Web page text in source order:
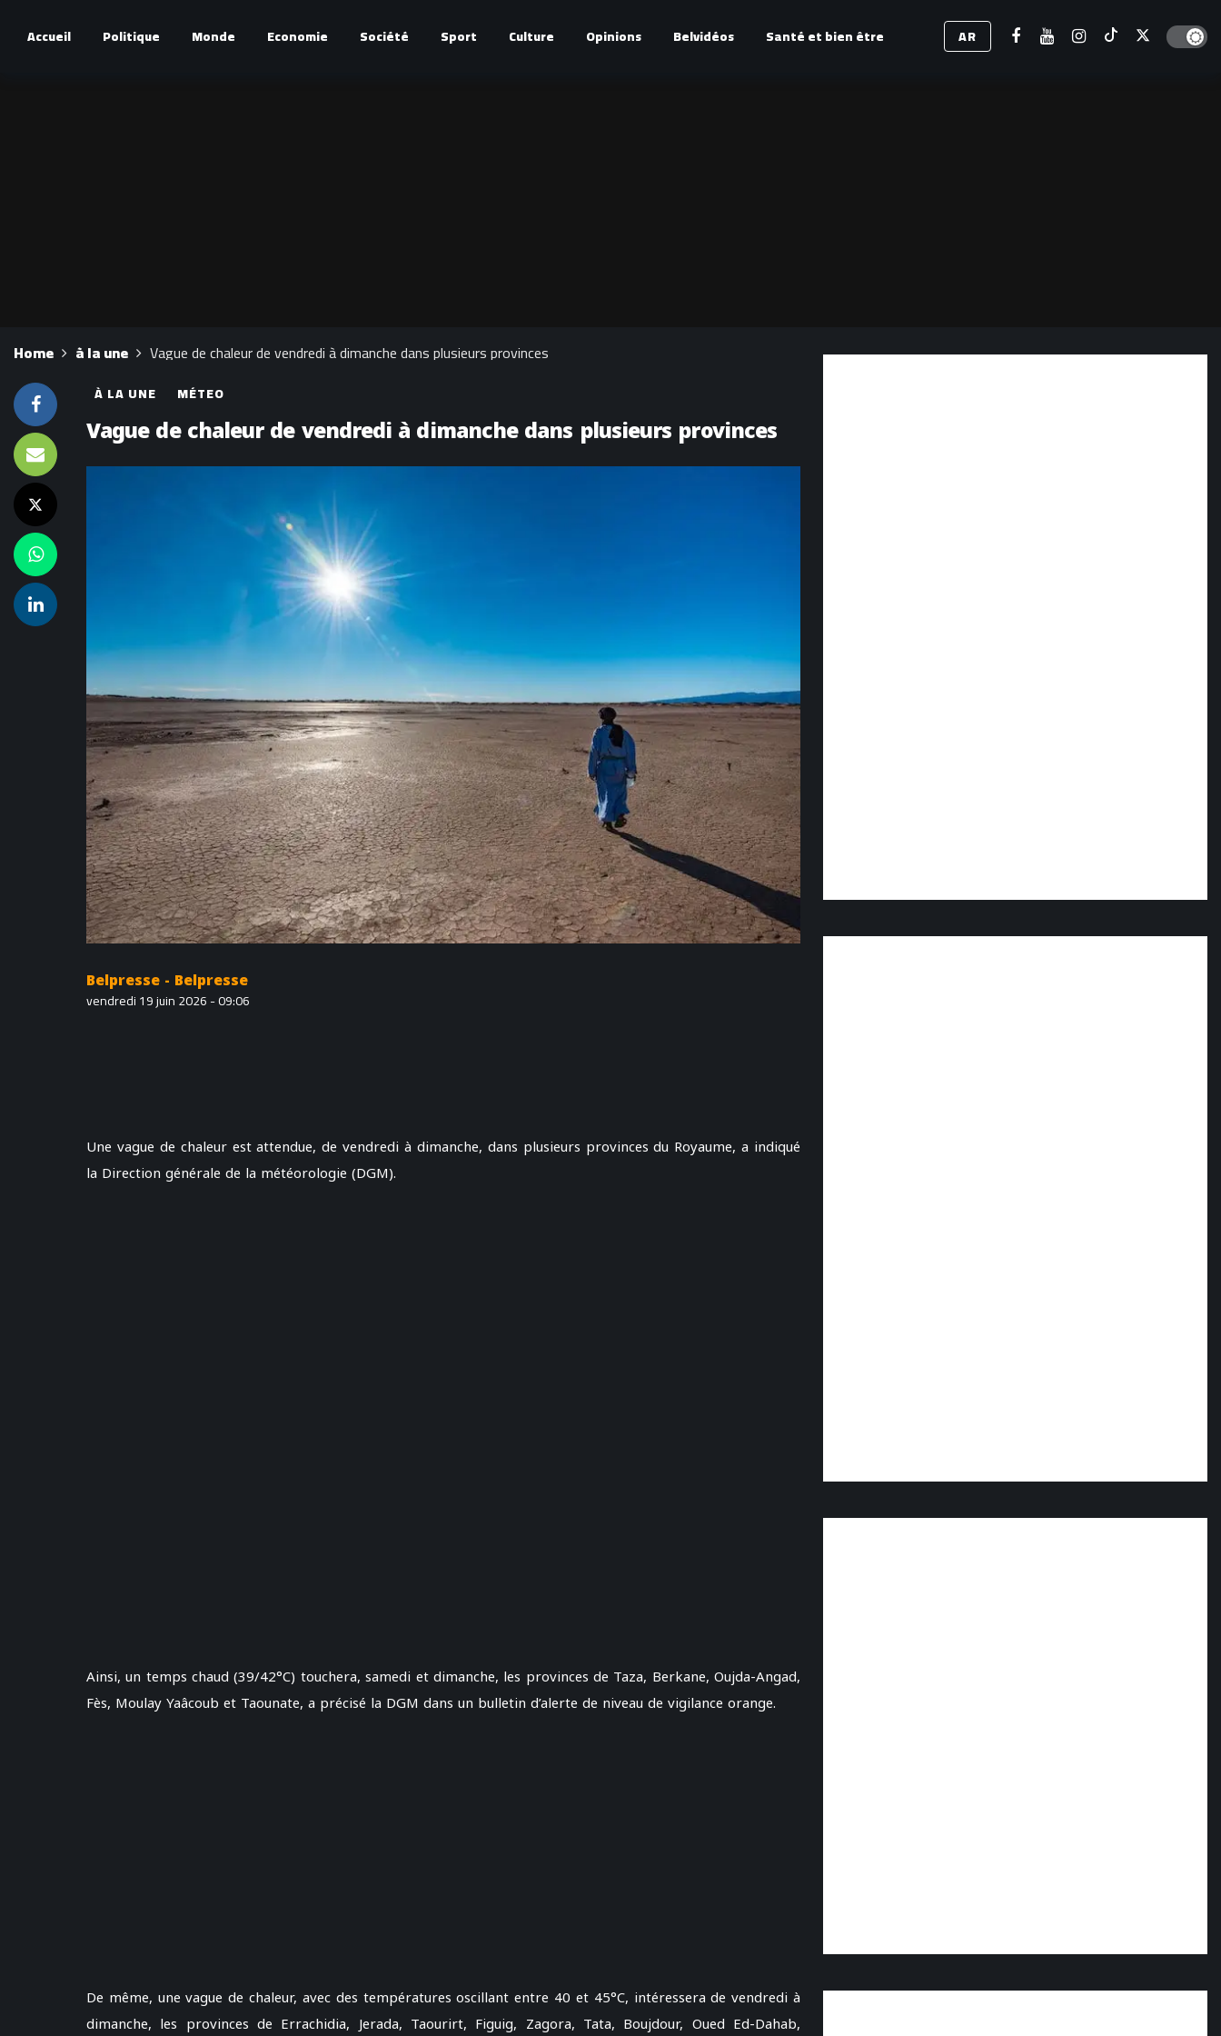
Accueil Politique Monde Economie Société Sport Culture Opinions Belvidéos Santé et bien être AR Dark
Home à la une Vague de chaleur de vendredi à dimanche dans plusieurs provinces
À LA UNE MÉTEO
Vague de chaleur de vendredi à dimanche dans plusieurs provinces
Belpresse - Belpresse
vendredi 19 juin 2026 - 09:06
Une vague de chaleur est attendue, de vendredi à dimanche, dans plusieurs provinces du Royaume, a indiqué
la Direction générale de la météorologie (DGM).
Ainsi, un temps chaud (39/42°C) touchera, samedi et dimanche, les provinces de Taza, Berkane, Oujda-Angad,
Fès, Moulay Yaâcoub et Taounate, a précisé la DGM dans un bulletin d’alerte de niveau de vigilance orange.
De même, une vague de chaleur, avec des températures oscillant entre 40 et 45°C, intéressera de vendredi à
dimanche, les provinces de Errachidia, Jerada, Taourirt, Figuig, Zagora, Tata, Boujdour, Oued Ed-Dahab,